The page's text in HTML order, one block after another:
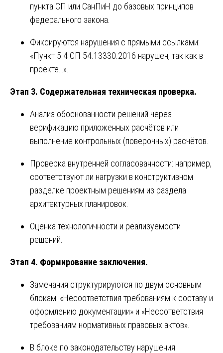
пункта СП или СанПиН до базовых принципов
федерального закона.
Фиксируются нарушения с прямыми ссылками:
«Пункт 5.4 СП 54.13330.2016 нарушен, так как в
проекте…».
Этап 3. Содержательная техническая проверка.
Анализ обоснованности решений через
верификацию приложенных расчётов или
выполнение контрольных (поверочных) расчётов.
Проверка внутренней согласованности: например,
соответствуют ли нагрузки в конструктивном
разделке проектным решениям из раздела
архитектурных планировок.
Оценка технологичности и реализуемости
решений.
Этап 4. Формирование заключения.
Замечания структурируются по двум основным
блокам: «Несоответствия требованиям к составу и
оформлению документации» и «Несоответствия
требованиям нормативных правовых актов».
В блоке по законодательству нарушения